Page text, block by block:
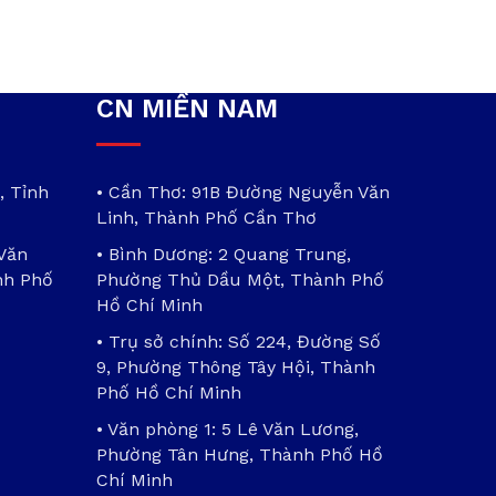
Tỉnh
Phố
CN MIỀN NAM
• Cần Thơ: 91B Đường Nguyễn Văn
Linh, Thành Phố Cần Thơ
• Bình Dương: 2 Quang Trung,
Phường Thủ Dầu Một, Thành Phố
Hồ Chí Minh
• Trụ sở chính: Số 224, Đường Số
9, Phường Thông Tây Hội, Thành
Phố Hồ Chí Minh
• Văn phòng 1: 5 Lê Văn Lương,
Phường Tân Hưng, Thành Phố Hồ
Chí Minh